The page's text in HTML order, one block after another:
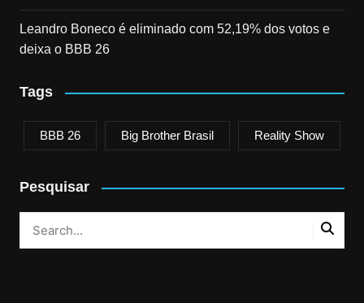
Leandro Boneco é eliminado com 52,19% dos votos e
deixa o BBB 26
Tags
BBB 26 Big Brother Brasil Reality Show
Pesquisar